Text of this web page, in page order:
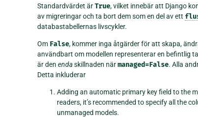
Standardvärdet ärTrue, vilket innebär att Django
av migreringar och ta bort dem som en del av ett
databastabellernas livscykler.
Om False, kommer inga åtgärder för att skapa,
användbart om modellen representerar en befintlig
är den endaskillnaden närmanaged=False. Alla
Detta inkluderar
Adding an automatic primary key field to the
readers, it’s recommended to specify all the
unmanaged models.